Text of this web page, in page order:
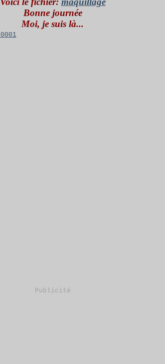
Bonne journée
Moi, je suis là...
Publicité